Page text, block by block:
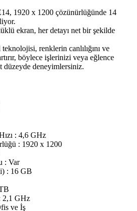
1920 x 1200 çözünürlüğünde 14
ekran, her detayı net bir şekilde
renklerin canlılığını ve
böylece işlerinizi veya eğlence
düzeyde deneyimlersiniz.
: 4,6 GHz
: 1920 x 1200
: Var
: 16 GB
2,1 GHz
ve İş